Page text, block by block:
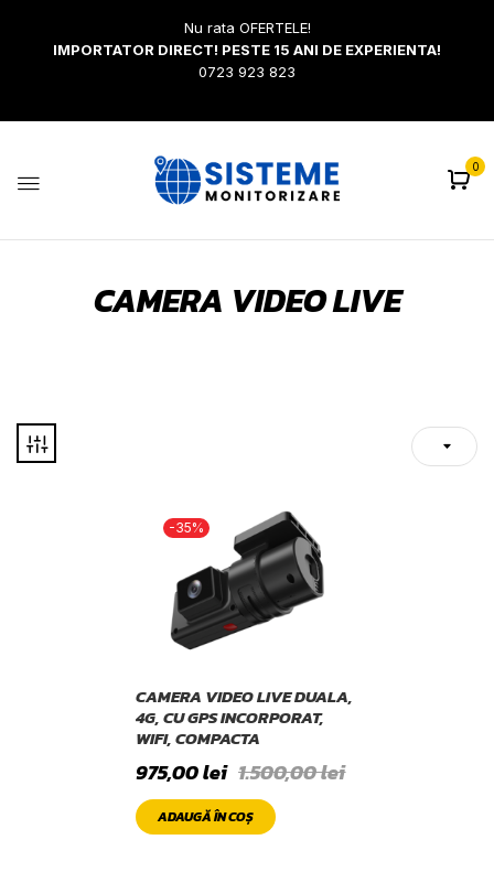
Nu rata OFERTELE!
IMPORTATOR DIRECT! PESTE 15 ANI DE EXPERIENTA!
0723 923 823
0
CAMERA VIDEO LIVE
-35%
CAMERA VIDEO LIVE DUALA,
4G, CU GPS INCORPORAT,
WIFI, COMPACTA
1.500,00lei
975,00lei
ADAUGĂ ÎN COȘ